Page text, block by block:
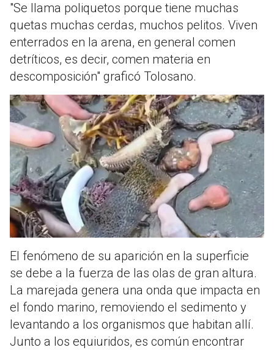
"Se llama poliquetos porque tiene muchas
quetas muchas cerdas, muchos pelitos. Viven
enterrados en la arena, en general comen
detríticos, es decir, comen materia en
descomposición" graficó Tolosano.
El fenómeno de su aparición en la superficie
se debe a la fuerza de las olas de gran altura.
La marejada genera una onda que impacta en
el fondo marino, removiendo el sedimento y
levantando a los organismos que habitan allí.
Junto a los equiuridos, es común encontrar